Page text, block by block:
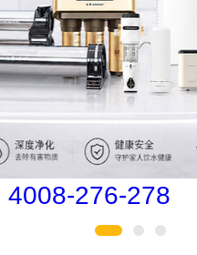
4008-2614-88